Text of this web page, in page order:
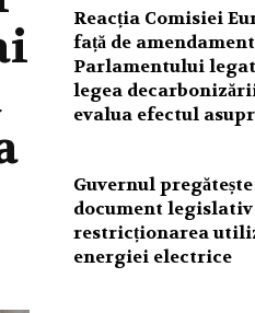
Reacția Comisiei
față de
Parlamentului
legea
evalua efectul
Guvernul
document
restricționarea
energiei electrice